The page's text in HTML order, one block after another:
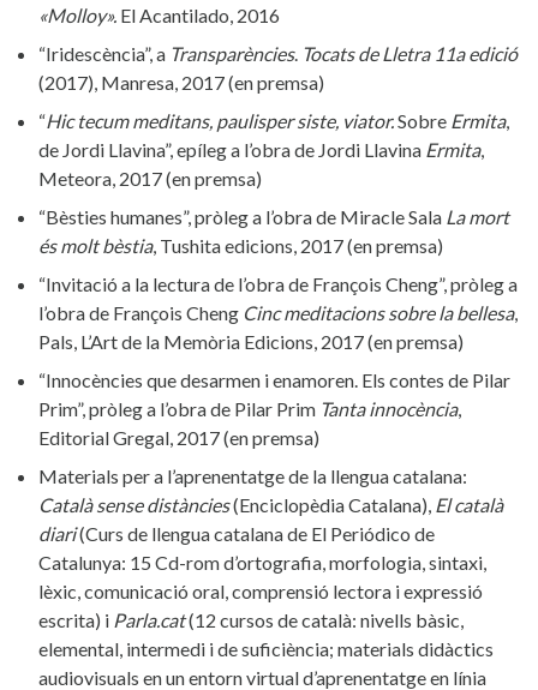
«Molloy». El Acantilado, 2016
“Iridescència”, a Transparències. Tocats de Lletra 11a edició
(2017), Manresa, 2017 (en premsa)
“Hic tecum meditans, paulisper siste, viator.Sobre Ermita,
de Jordi Llavina”, epíleg a l’obra de Jordi Llavina Ermita,
Meteora, 2017 (en premsa)
“Bèsties humanes”, pròleg a l’obra de Miracle Sala La mort
és molt bèstia, Tushita edicions, 2017 (en premsa)
“Invitació a la lectura de l’obra de François Cheng”, pròleg a
l’obra de François Cheng Cinc meditacions sobre la bellesa,
Pals, L’Art de la Memòria Edicions, 2017 (en premsa)
“Innocències que desarmen i enamoren. Els contes de Pilar
Prim”, pròleg a l’obra de Pilar Prim Tanta innocència,
Editorial Gregal, 2017 (en premsa)
Materials per a l’aprenentatge de la llengua catalana:
Català sense distàncies(Enciclopèdia Catalana), El català
diari(Curs de llengua catalana de El Periódico de
Catalunya: 15 Cd-rom d’ortografia, morfologia, sintaxi,
lèxic, comunicació oral, comprensió lectora i expressió
escrita) i Parla.cat(12 cursos de català: nivells bàsic,
elemental, intermedi i de suficiència; materials didàctics
audiovisuals en un entorn virtual d’aprenentatge en línia